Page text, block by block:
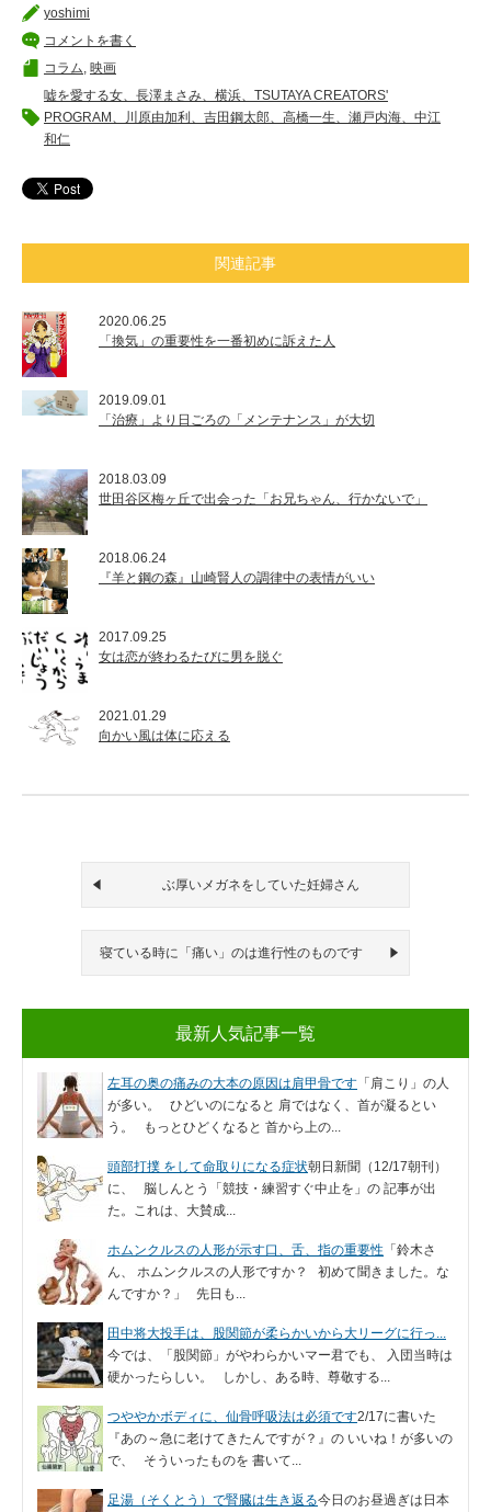
yoshimi
コメントを書く
コラム 映画
嘘を愛する女、長澤まさみ、横浜、TSUTAYA CREATORS'
PROGRAM、川原由加利、吉田鋼太郎、高橋一生、瀬戸内海、中江
和仁
関連記事
2020.06.25
「換気」の重要性を一番初めに訴えた人
2019.09.01
「治療」より日ごろの「メンテナンス」が大切
2018.03.09
世田谷区梅ヶ丘で出会った「お兄ちゃん、行かないで」
2018.06.24
『羊と鋼の森』山崎賢人の調律中の表情がいい
2017.09.25
女は恋が終わるたびに男を脱ぐ
2021.01.29
向かい風は体に応える
ぶ厚いメガネをしていた妊婦さん
寝ている時に「痛い」のは進行性のものです
最新人気記事一覧
左耳の奥の痛みの大本の原因は肩甲骨です 「肩こり」の人
が多い。 ひどいのになると 肩ではなく、首が凝るとい
う。 もっとひどくなると 首から上の...
頭部打撲 をして命取りになる症状朝日新聞（12/17朝刊）
に、 脳しんとう「競技・練習すぐ中止を」の 記事が出
た。これは、大賛成...
ホムンクルスの人形が示す口、舌、指の重要性 「鈴木さ
ん、 ホムンクルスの人形ですか？ 初めて聞きました。な
んですか？」 先日も...
田中将大投手は、股関節が柔らかいから大リーグに行っ...
今では、「股関節」がやわらかいマー君でも、 入団当時は
硬かったらしい。 しかし、ある時、尊敬する...
つややかボディに、仙骨呼吸法は必須です2/17に書いた
『あの～急に老けてきたんですが？』の いいね！が多いの
で、 そういったものを 書いて...
足湯（そくとう）で腎臓は生き返る今日のお昼過ぎは日本